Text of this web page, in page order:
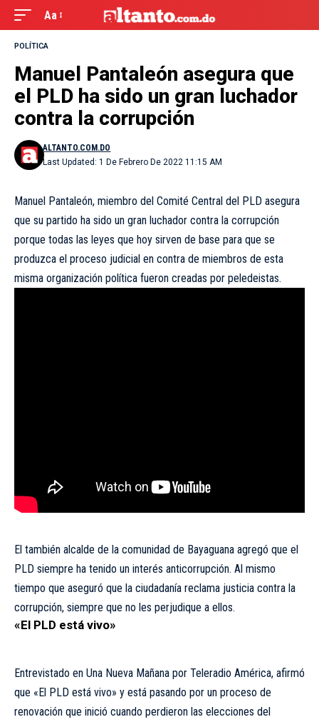
Aa
POLÍTICA
Manuel Pantaleón asegura que
el PLD ha sido un gran luchador
contra la corrupción
Last Updated: 1 De Febrero De 2022 11:15 AM
ALTANTO.COM.DO
Manuel Pantaleón, miembro del Comité Central del PLD asegura
que su partido ha sido un gran luchador contra la corrupción
porque todas las leyes que hoy sirven de base para que se
produzca el proceso judicial en contra de miembros de esta
misma organización política fueron creadas por peledeistas.
El también alcalde de la comunidad de Bayaguana agregó que el
PLD siempre ha tenido un interés anticorrupción. Al mismo
tiempo que aseguró que la ciudadanía reclama justicia contra la
corrupción, siempre que no les perjudique a ellos.
«El PLD está vivo»
Entrevistado en Una Nueva Mañana por Teleradio América, afirmó
que «El PLD está vivo» y está pasando por un proceso de
renovación que inició cuando perdieron las elecciones del